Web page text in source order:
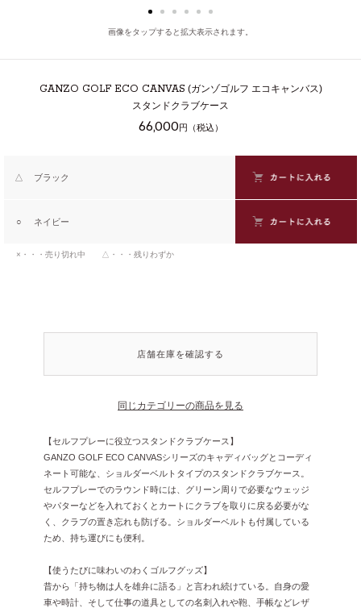
画像をタップすると拡大表示されます。
GANZO GOLF ECO CANVAS (ガンゾゴルフ エコキャンバス)
スタンドクラブケース
66,000円（税込）
△ ブラック
○ ネイビー
×・・・売り切れ中 △・・・残りわずか
店舗在庫を確認する
同じカテゴリーの商品を見る
【セルフプレーに役立つスタンドクラブケース】
GANZO GOLF ECO CANVASシリーズのキャディバッグとコーディ
ネート可能な、ショルダーベルトタイプのスタンドクラブケース。
セルフプレーでのラウンド時には、グリーン周りで必要なウェッジ
やパターなどを入れておくとカートにクラブを取りに戻る必要がな
く、クラブの置き忘れも防げる。ショルダーベルトも付属している
ため、持ち運びにも便利。
【使うたびに味わいのわくゴルフグッズ】
昔から「持ち物は人を雄弁に語る」と言われ続けている。自身の愛
車や時計、そして仕事の道具としての名刺入れや鞄、手帳などレザ